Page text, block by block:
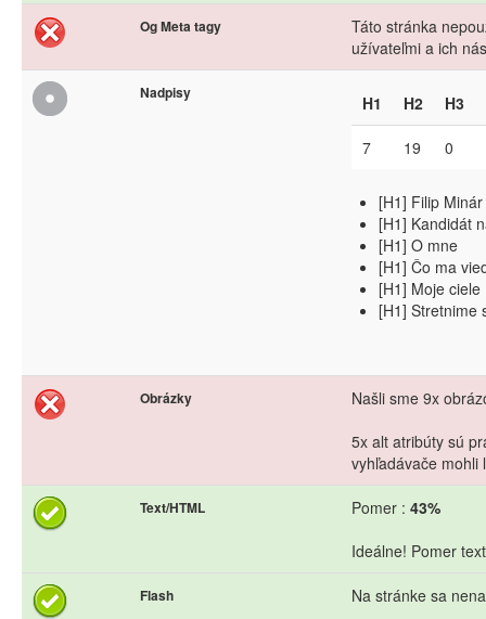
Og Meta tagy
Táto stránka
užívateľmi a ich
Nadpisy H1 H2 H3
7 19 0
[H1] Filip Minár
[H1] Kandidát
[H1] O mne
[H1] Čo ma
[H1] Moje ciele
[H1] Stretnime
Obrázky
Našli sme 9x
5x alt atribúty sú
vyhľadávače mohli
Text/HTML Pomer : 43%
Ideálne! Pomer
Flash Na stránke sa